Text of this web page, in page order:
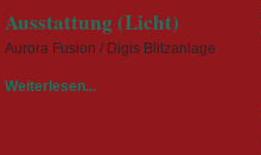
Ausstattung (Licht)
Aurora Fusion / Digis Blitzanlage
Weiterlesen...